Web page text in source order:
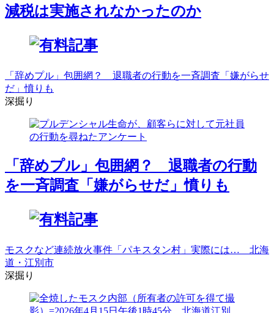
減税は実施されなかったのか
「辞めプル」包囲網？ 退職者の行動を一斉調査「嫌がらせ
だ」憤りも
深掘り
「辞めプル」包囲網？ 退職者の行動
を一斉調査「嫌がらせだ」憤りも
モスクなど連続放火事件「パキスタン村」実際には… 北海
道・江別市
深掘り